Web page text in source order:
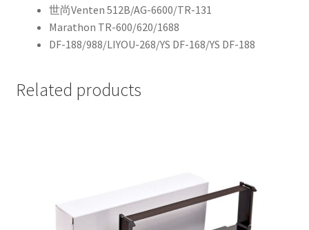
世尚Venten 512B/AG-6600/TR-131
Marathon TR-600/620/1688
DF-188/988/LIYOU-268/YS DF-168/YS DF-188
Related products